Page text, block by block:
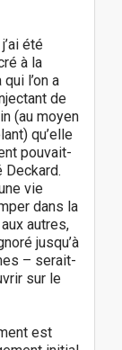
j’ai été
à la
l’on a
de
(au moyen
qu’elle
pouvait-
Deckard.
vie
dans la
autres,
jusqu’à
– serait-
sur le
est